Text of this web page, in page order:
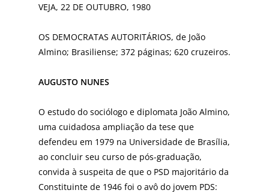
VEJA, 22 DE OUTUBRO, 1980
OS DEMOCRATAS AUTORITÁRIOS, de João
Almino; Brasiliense; 372 páginas; 620 cruzeiros.
AUGUSTO NUNES
O estudo do sociólogo e diplomata João Almino,
uma cuidadosa ampliação da tese que
defendeu em 1979 na Universidade de Brasília,
ao concluir seu curso de pós-graduação,
convida à suspeita de que o PSD majoritário da
Constituinte de 1946 foi o avô do jovem PDS: